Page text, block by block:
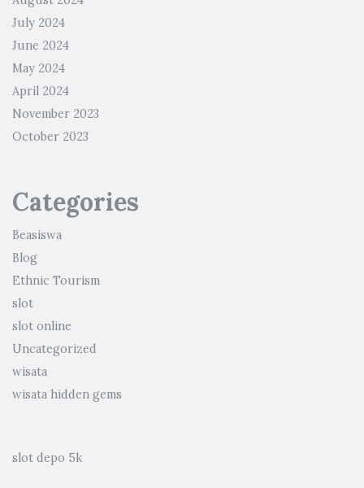
July 2024
June 2024
May 2024
April 2024
November 2023
October 2023
Categories
Beasiswa
Blog
Ethnic Tourism
slot
slot online
Uncategorized
wisata
wisata hidden gems
slot depo 5k